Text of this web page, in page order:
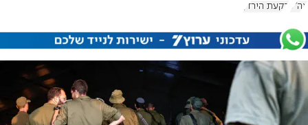
צה"ל בקעת הירדן